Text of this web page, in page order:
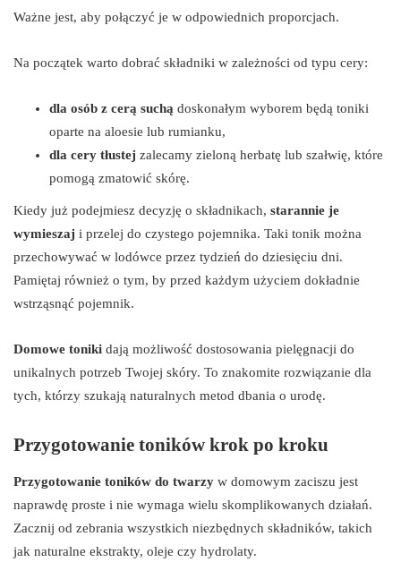
Ważne jest, aby połączyć je w odpowiednich proporcjach.
Na początek warto dobrać składniki w zależności od typu cery:
dla osób z cerą suchą doskonałym wyborem będą toniki
oparte na aloesie lub rumianku,
dla cery tłustej zalecamy zieloną herbatę lub szałwię, które
pomogą zmatowić skórę.
Kiedy już podejmiesz decyzję o składnikach, starannie je
wymieszaj i przelej do czystego pojemnika. Taki tonik można
przechowywać w lodówce przez tydzień do dziesięciu dni.
Pamiętaj również o tym, by przed każdym użyciem dokładnie
wstrząsnąć pojemnik.
Domowe toniki dają możliwość dostosowania pielęgnacji do
unikalnych potrzeb Twojej skóry. To znakomite rozwiązanie dla
tych, którzy szukają naturalnych metod dbania o urodę.
Przygotowanie toników krok po kroku
Przygotowanie toników do twarzy w domowym zaciszu jest
naprawdę proste i nie wymaga wielu skomplikowanych działań.
Zacznij od zebrania wszystkich niezbędnych składników, takich
jak naturalne ekstrakty, oleje czy hydrolaty.